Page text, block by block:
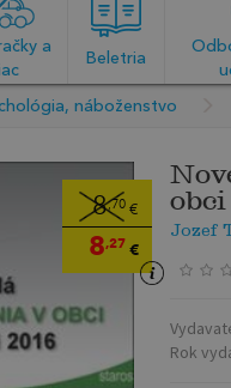
a
Beletria
náboženstvo
8,70 €
8,27 €
Jozef
Rok